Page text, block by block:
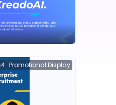
4 Promotional Display